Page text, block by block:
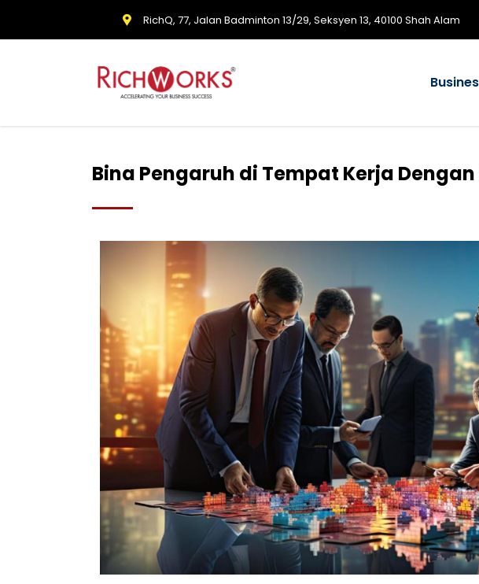
RichQ, 77, Jalan Badminton 13/29, Seksyen 13, 40100 Shah Alam
Bina Pengaruh di Tempat Kerja Dengan